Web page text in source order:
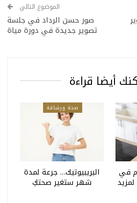
الموضوع التالي
صور حسن الرداد في جلسة
تصوير جديدة في دورة مياة
أيضا قراءة
في
صحة ورشاقة
البريبيوتيك… جرعة لمدة
شهر ستغير صحتكِ